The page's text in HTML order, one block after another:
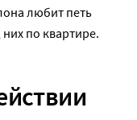
любит петь
по квартире.